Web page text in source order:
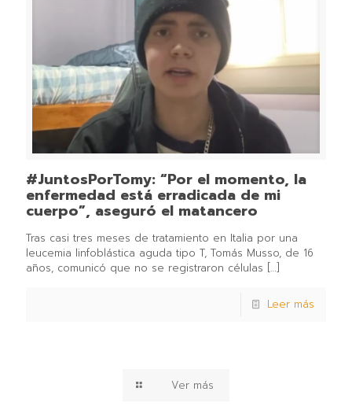
#JuntosPorTomy: “Por el momento, la
enfermedad está erradicada de mi
cuerpo”, aseguró el matancero
Tras casi tres meses de tratamiento en Italia por una
leucemia linfoblástica aguda tipo T, Tomás Musso, de 16
años, comunicó que no se registraron células […]
Leer más
Ver más